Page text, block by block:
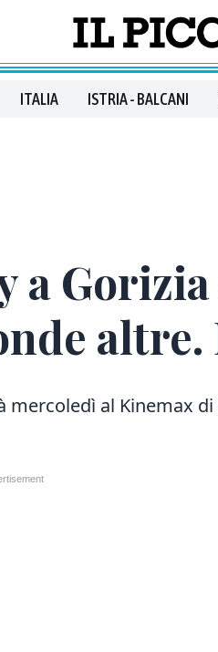
ITALIA ISTRIA - BALCANI
mercoledì al Kinemax